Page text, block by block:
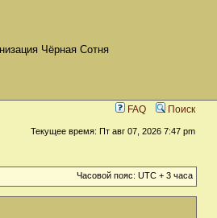
Чёрная Сотня
FAQ Поиск
Текущее время: Пт авг 07, 2026 7:47 pm
Часовой пояс: UTC + 3 часа